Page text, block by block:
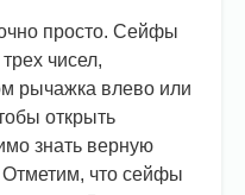
просто. Сейфы
чисел,
рычажка влево или
открыть
знать верную
Отметим, что сейфы